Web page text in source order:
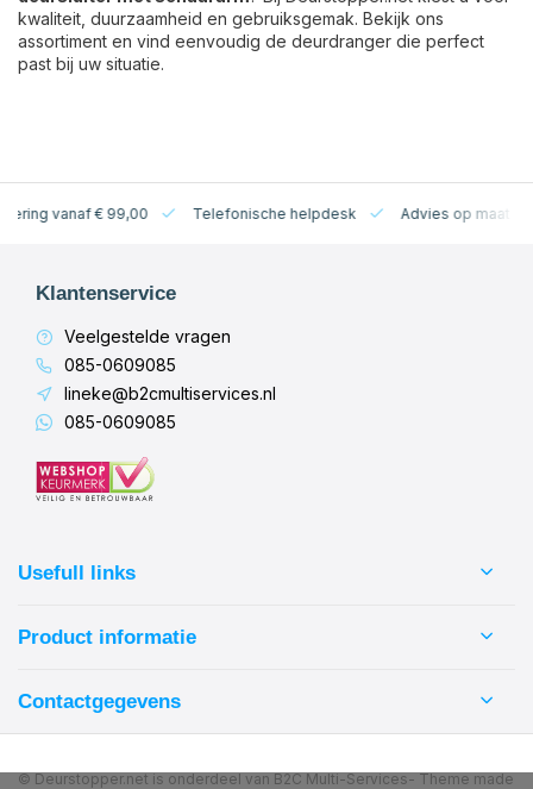
kwaliteit, duurzaamheid en gebruiksgemak. Bekijk ons
assortiment en vind eenvoudig de deurdranger die perfect
past bij uw situatie.
vanaf € 99,00 Telefonische helpdesk Advies op maat
Klantenservice
Veelgestelde vragen
085-0609085
lineke@b2cmultiservices.nl
085-0609085
Usefull links
Product informatie
Contactgegevens
© Deurstopper.net is onderdeel van B2C Multi-Services- Theme made